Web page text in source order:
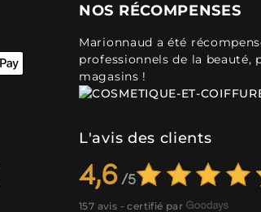
NOS RÉCOMPENSES
Marionnaud a été
professionnels de la beauté,
magasins !
L'avis des clients
4,6
157 avis - certifié par